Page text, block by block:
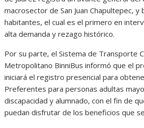
macrosector de San Juan Chapultepec, y
habitantes, el cual es el primero en
alta demanda y rezago histórico.
Por su parte, el Sistema de Transporte
Metropolitano BinniBus informó que el
iniciará el registro presencial para
Preferentes para personas adultas
discapacidad y alumnado, con el fin de
puedan disfrutar de los beneficios que